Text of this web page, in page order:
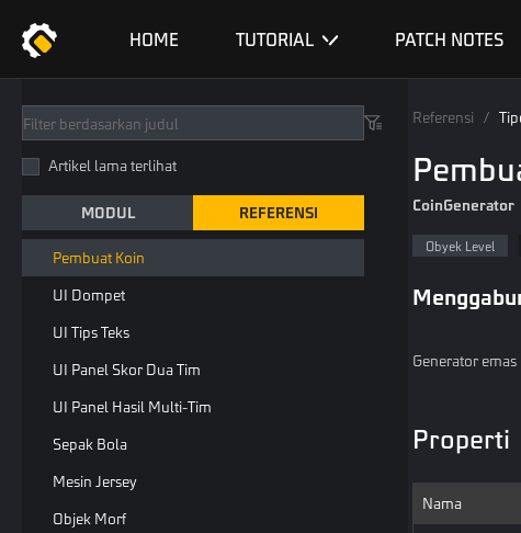
HOME TUTORIAL PATCH NOTES
Artikel lama terlihat
MODUL REFERENSI
Generator Senjata
UI Toko
Uang
Pembuat Unit
Pembuat Koin
UI Dompet
UI Tips Teks
UI Panel Skor Dua Tim
UI Panel Hasil Multi-Tim
Sepak Bola
Mesin Jersey
Objek Morf
Referensi /
CoinGenerator
Obyek Level
Generator emas
Properti
Nama